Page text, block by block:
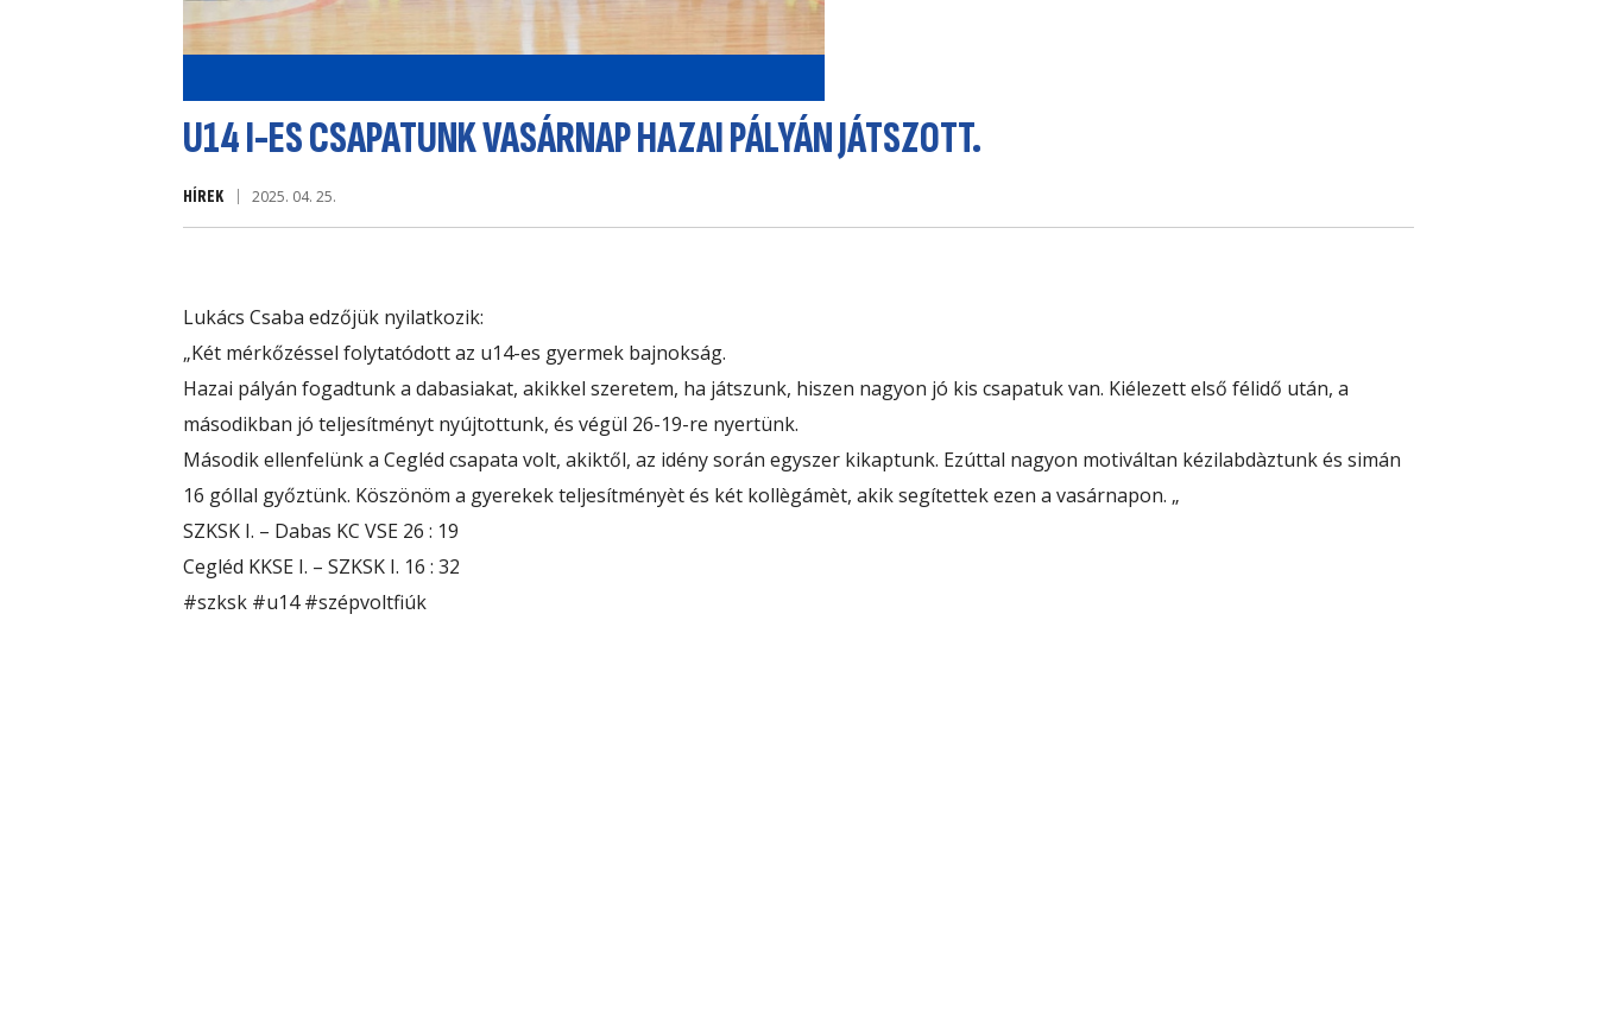
U14 I-ES CSAPATUNK VASÁRNAP HAZAI PÁLYÁN JÁTSZOTT.
HÍREK 2025. 04. 25.
Lukács Csaba edzőjük nyilatkozik:
„Két mérkőzéssel folytatódott az u14-es gyermek bajnokság.
Hazai pályán fogadtunk a dabasiakat, akikkel szeretem, ha játszunk, hiszen nagyon jó kis csapatuk van. Kiélezett első félidő után, a
másodikban jó teljesítményt nyújtottunk, és végül 26-19-re nyertünk.
Második ellenfelünk a Cegléd csapata volt, akiktől, az idény során egyszer kikaptunk. Ezúttal nagyon motiváltan kézilabdàztunk és simán
16 góllal győztünk. Köszönöm a gyerekek teljesítményèt és két kollègámèt, akik segítettek ezen a vasárnapon. „
SZKSK I. – Dabas KC VSE 26 : 19
Cegléd KKSE I. – SZKSK I. 16 : 32
#szksk #u14 #szépvoltfiúk